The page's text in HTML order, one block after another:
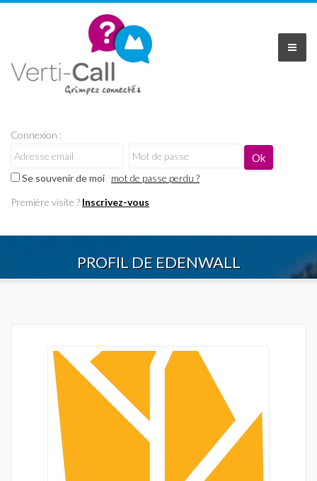
Connexion :
Se souvenir de moi mot de passe perdu ?
Première visite ? Inscrivez-vous
PROFIL DE EDENWALL